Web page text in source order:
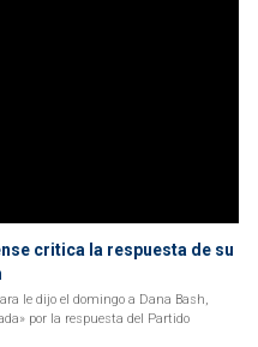
critica la respuesta de su
le dijo el domingo a Dana Bash,
por la respuesta del Partido